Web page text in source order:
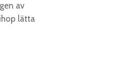
av
lätta